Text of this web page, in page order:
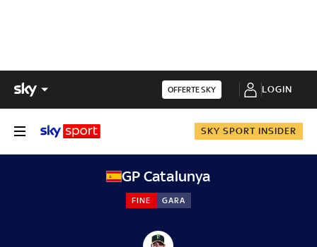
OFFERTE SKY LOGIN
SKY SPORT INSIDER
GP Catalunya
FINE GARA